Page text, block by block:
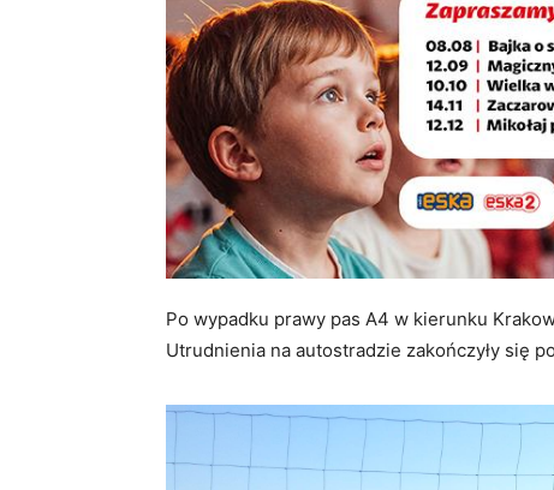
Po wypadku prawy pas A4 w kierunku
Utrudnienia na autostradzie zakończyły się